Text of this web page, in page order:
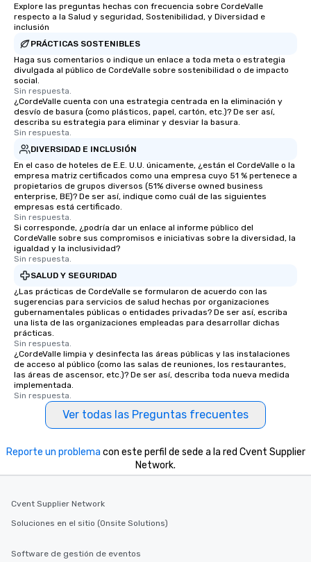
Explore las preguntas hechas con frecuencia sobre CordeValle
respecto a la Salud y seguridad, Sostenibilidad, y Diversidad e
inclusión
PRÁCTICAS SOSTENIBLES
Haga sus comentarios o indique un enlace a toda meta o estrategia
divulgada al público de CordeValle sobre sostenibilidad o de impacto
social.
Sin respuesta.
¿CordeValle cuenta con una estrategia centrada en la eliminación y
desvío de basura (como plásticos, papel, cartón, etc.)? De ser así,
describa su estrategia para eliminar y desviar la basura.
Sin respuesta.
DIVERSIDAD E INCLUSIÓN
En el caso de hoteles de E.E. U.U. únicamente, ¿están el CordeValle o la
empresa matriz certificados como una empresa cuyo 51 % pertenece a
propietarios de grupos diversos (51% diverse owned business
enterprise, BE)? De ser así, indique como cuál de las siguientes
empresas está certificado.
Sin respuesta.
Si corresponde, ¿podría dar un enlace al informe público del
CordeValle sobre sus compromisos e iniciativas sobre la diversidad, la
igualdad y la inclusividad?
Sin respuesta.
SALUD Y SEGURIDAD
¿Las prácticas de CordeValle se formularon de acuerdo con las
sugerencias para servicios de salud hechas por organizaciones
gubernamentales públicas o entidades privadas? De ser así, escriba
una lista de las organizaciones empleadas para desarrollar dichas
prácticas.
Sin respuesta.
¿CordeValle limpia y desinfecta las áreas públicas y las instalaciones
de acceso al público (como las salas de reuniones, los restaurantes,
las áreas de ascensor, etc.)? De ser así, describa toda nueva medida
implementada.
Sin respuesta.
Ver todas las Preguntas frecuentes
Reporte un problema con este perfil de sede a la red Cvent Supplier
Network.
Cvent Supplier Network
Soluciones en el sitio (Onsite Solutions)
Software de gestión de eventos